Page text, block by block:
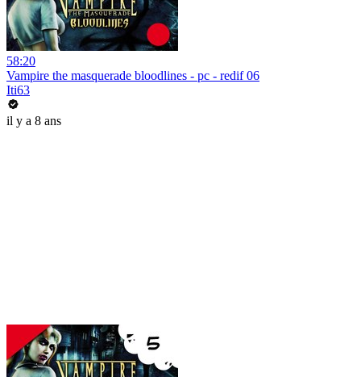
58:20
Vampire the masquerade bloodlines - pc - redif 06
Iti63
il y a 8 ans